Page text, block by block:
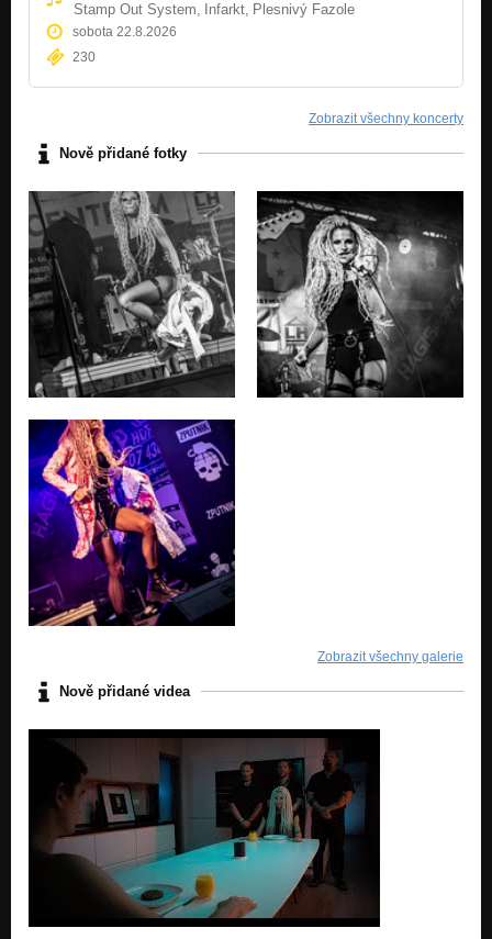
Stamp Out System, Infarkt, Plesnivý Fazole
sobota 22.8.2026
230
Zobrazit všechny koncerty
Nově přidané fotky
Zobrazit všechny galerie
Nově přidané videa